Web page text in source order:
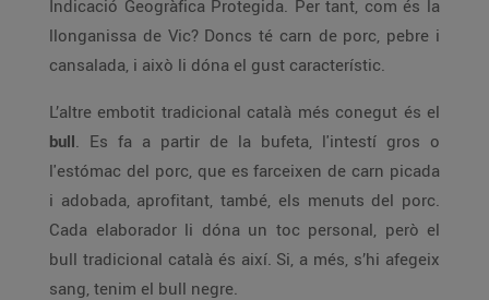
Indicació Geogràfica Protegida. Per tant, com és la
llonganissa de Vic? Doncs té carn de porc, pebre i
cansalada, i això li dóna el gust característic.
L’altre embotit tradicional català més conegut és el
bull. Es fa a partir de la bufeta, l'intestí gros o
l'estómac del porc, que es farceixen de carn picada
i adobada, aprofitant, també, els menuts del porc.
Cada elaborador li dóna un toc personal, però el
bull tradicional català és així. Si, a més, s’hi afegeix
sang, tenim el bull negre.